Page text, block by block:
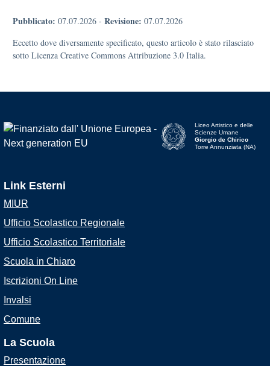
Pubblicato: 07.07.2026 - Revisione: 07.07.2026
Eccetto dove diversamente specificato, questo articolo è stato rilasciato
sotto Licenza Creative Commons Attribuzione 3.0 Italia.
Liceo Artistico e delle
Scienze Umane
Giorgio de Chirico
Torre Annunziata (NA)
Link Esterni
MIUR
Ufficio Scolastico Regionale
Ufficio Scolastico Territoriale
Scuola in Chiaro
Iscrizioni On Line
Invalsi
Comune
La Scuola
Presentazione